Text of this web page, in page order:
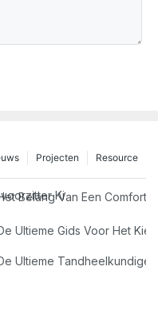
Resource
Projecten
Kiezen Voor
Belang Van Een
Stoel In China:
Ultieme Gids Voor Het
Gepersonaliseerde
Ultieme Tandheelkundige